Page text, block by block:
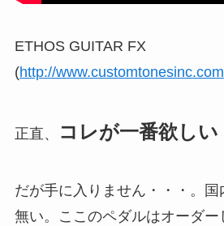
ETHOS GUITAR FX
(http://www.customtonesinc.com
正直、 コレが一番欲しい
だが手に入りません・・・。
無い。ここのペダルはオーダ